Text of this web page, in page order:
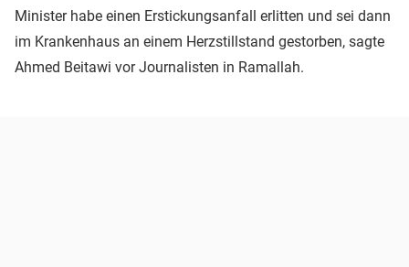
Minister habe einen Erstickungsanfall erlitten und sei dann
im Krankenhaus an einem Herzstillstand gestorben, sagte
Ahmed Beitawi vor Journalisten in Ramallah.